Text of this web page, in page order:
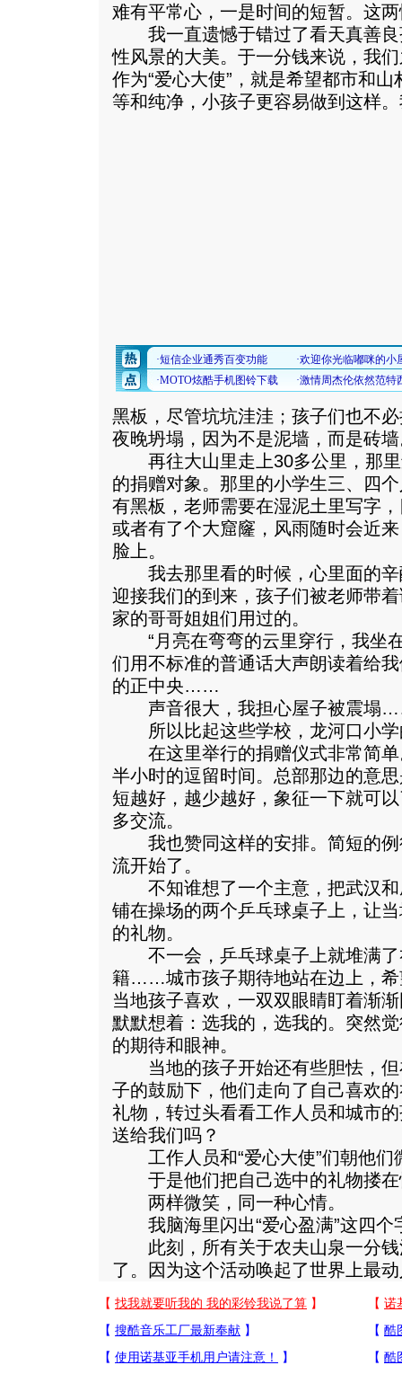
难有平常心，一是时间的短暂。这
我一直遗憾于错过了看天真善良
性风景的大美。于一分钱来说，我
作为“爱心大使”，就是希望都市和
等和纯净，小孩子更容易做到这样。
黑板，尽管坑坑洼洼；孩子们也不
夜晚坍塌，因为不是泥墙，而是砖
再往大山里走上30多公里，那里
的捐赠对象。那里的小学生三、四
有黑板，老师需要在湿泥土里写字
或者有了个大窟窿，风雨随时会近
脸上。
我去那里看的时候，心里面的辛
迎接我们的到来，孩子们被老师带
家的哥哥姐姐们用过的。
“月亮在弯弯的云里穿行，我坐
们用不标准的普通话大声朗读着给
的正中央……
声音很大，我担心屋子被震塌
所以比起这些学校，龙河口小学
在这里举行的捐赠仪式非常简单
半小时的逗留时间。总部那边的意
短越好，越少越好，象征一下就可
多交流。
我也赞同这样的安排。简短的例
流开始了。
不知谁想了一个主意，把武汉和
铺在操场的两个乒乓球桌子上，让
的礼物。
不一会，乒乓球桌子上就堆满了
籍……城市孩子期待地站在边上，希
当地孩子喜欢，一双双眼睛盯着渐
默默想着：选我的，选我的。突然
的期待和眼神。
当地的孩子开始还有些胆怯，但
子的鼓励下，他们走向了自己喜欢
礼物，转过头看看工作人员和城市
送给我们吗？
工作人员和“爱心大使”们朝他们
于是他们把自己选中的礼物搂在
两样微笑，同一种心情。
我脑海里闪出“爱心盈满”这四个
此刻，所有关于农夫山泉一分钱
了。因为这个活动唤起了世界上最